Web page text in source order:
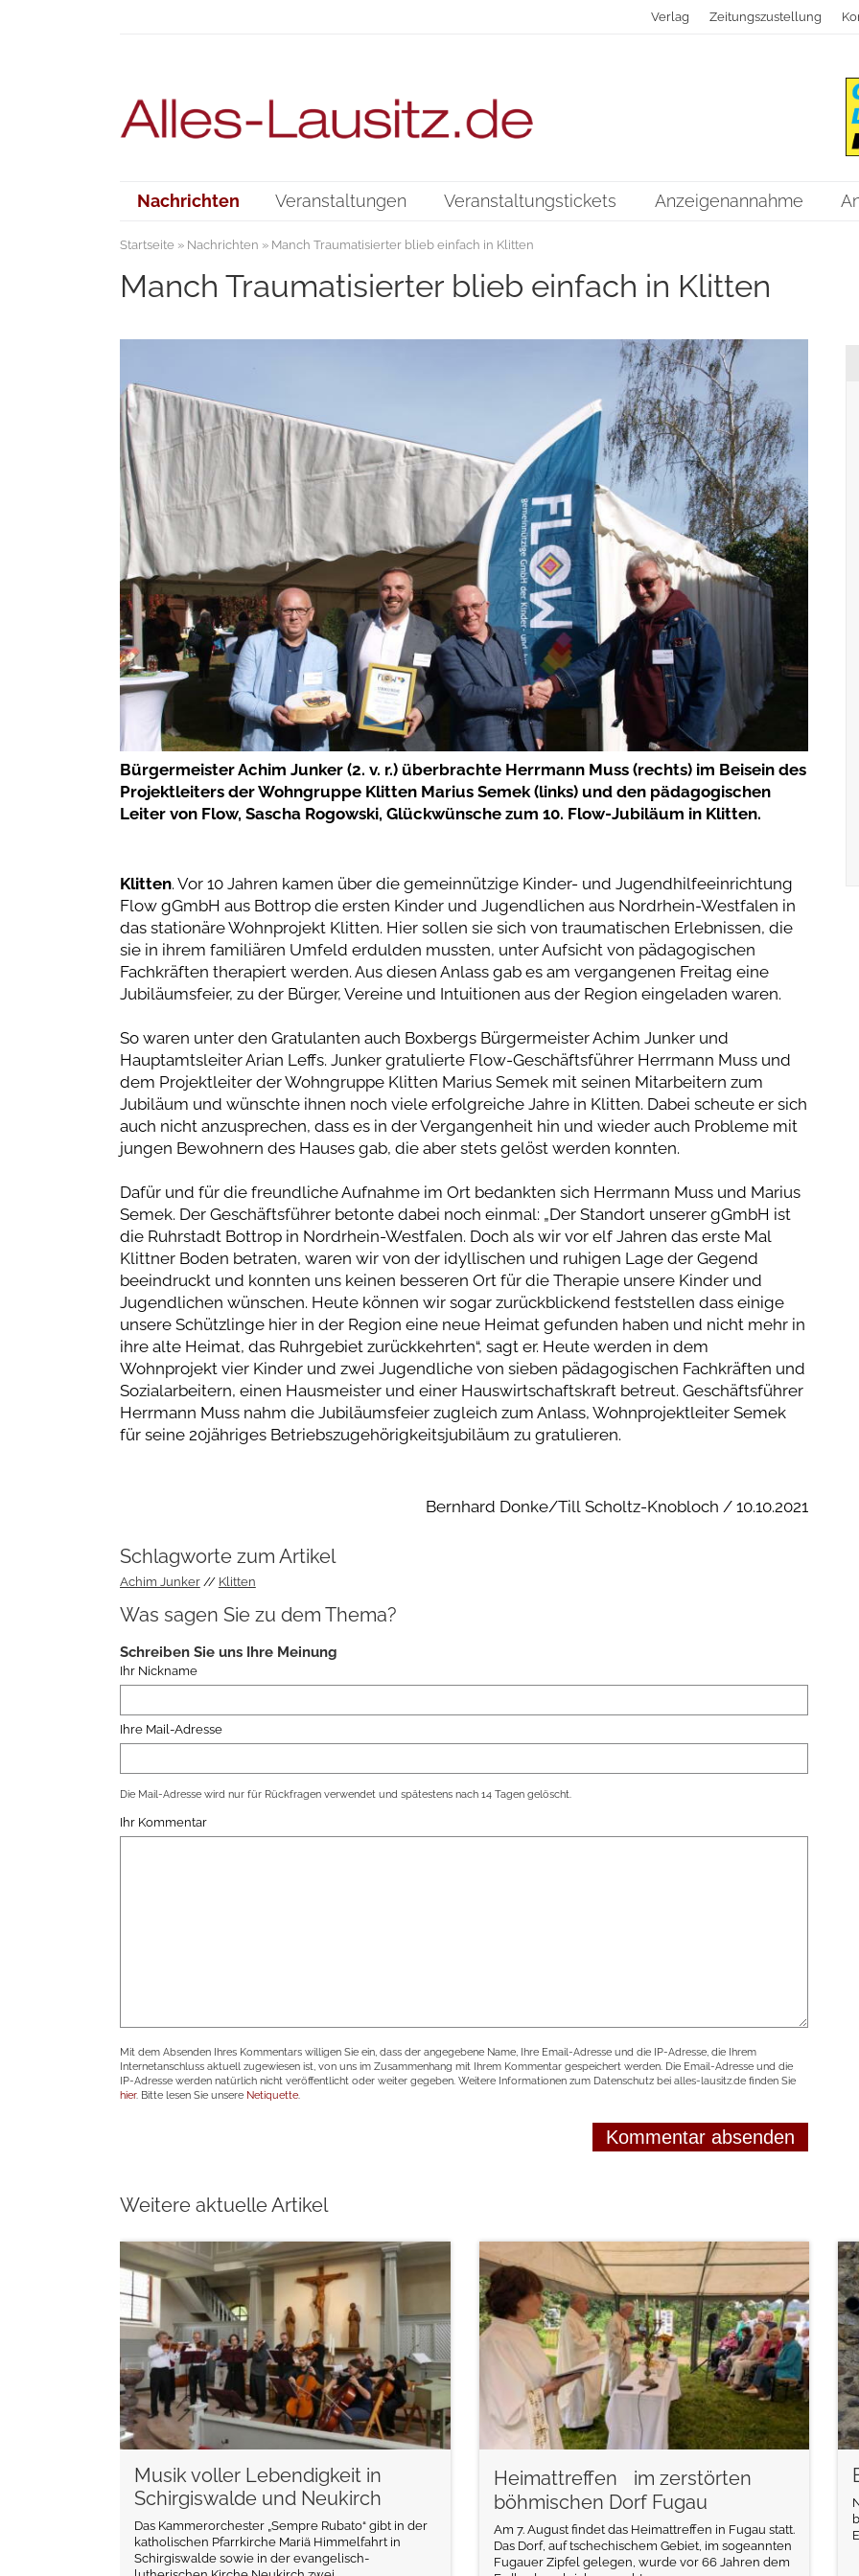
Verlag Zeitungszustellung
Nachrichten Veranstaltungen Veranstaltungstickets Anzeigenannahme
Startseite» Nachrichten » Manch Traumatisierter blieb einfach in Klitten
Manch Traumatisierter blieb einfach in Klitten
Bürgermeister Achim Junker (2. v. r.) überbrachte Herrmann Muss (rechts) im Beisein des
Projektleiters der Wohngruppe Klitten Marius Semek (links) und den pädagogischen
Leiter von Flow, Sascha Rogowski, Glückwünsche zum 10. Flow-Jubiläum in Klitten.
Klitten. Vor 10 Jahren kamen über die gemeinnützige Kinder- und Jugendhilfeeinrichtung
Flow gGmbH aus Bottrop die ersten Kinder und Jugendlichen aus Nordrhein-Westfalen in
das stationäre Wohnprojekt Klitten. Hier sollen sie sich von traumatischen Erlebnissen, die
sie in ihrem familiären Umfeld erdulden mussten, unter Aufsicht von pädagogischen
Fachkräften therapiert werden. Aus diesen Anlass gab es am vergangenen Freitag eine
Jubiläumsfeier, zu der Bürger, Vereine und Intuitionen aus der Region eingeladen waren.
So waren unter den Gratulanten auch Boxbergs Bürgermeister Achim Junker und
Hauptamtsleiter Arian Leffs. Junker gratulierte Flow-Geschäftsführer Herrmann Muss und
dem Projektleiter der Wohngruppe Klitten Marius Semek mit seinen Mitarbeitern zum
Jubiläum und wünschte ihnen noch viele erfolgreiche Jahre in Klitten. Dabei scheute er sich
auch nicht anzusprechen, dass es in der Vergangenheit hin und wieder auch Probleme mit
jungen Bewohnern des Hauses gab, die aber stets gelöst werden konnten.
Dafür und für die freundliche Aufnahme im Ort bedankten sich Herrmann Muss und Marius
Semek. Der Geschäftsführer betonte dabei noch einmal: „Der Standort unserer gGmbH ist
die Ruhrstadt Bottrop in Nordrhein-Westfalen. Doch als wir vor elf Jahren das erste Mal
Klittner Boden betraten, waren wir von der idyllischen und ruhigen Lage der Gegend
beeindruckt und konnten uns keinen besseren Ort für die Therapie unsere Kinder und
Jugendlichen wünschen. Heute können wir sogar zurückblickend feststellen dass einige
unsere Schützlinge hier in der Region eine neue Heimat gefunden haben und nicht mehr in
ihre alte Heimat, das Ruhrgebiet zurückkehrten“, sagt er. Heute werden in dem
Wohnprojekt vier Kinder und zwei Jugendliche von sieben pädagogischen Fachkräften und
Sozialarbeitern, einen Hausmeister und einer Hauswirtschaftskraft betreut. Geschäftsführer
Herrmann Muss nahm die Jubiläumsfeier zugleich zum Anlass, Wohnprojektleiter Semek
für seine 20jähriges Betriebszugehörigkeitsjubiläum zu gratulieren.
Bernhard Donke/Till Scholtz-Knobloch / 10.10.2021
Schlagworte zum Artikel
Achim Junker Klitten
Was sagen Sie zu dem Thema?
Schreiben Sie uns Ihre Meinung
Ihr Nickname
Ihre Mail-Adresse
Die Mail-Adresse wird nur für Rückfragen verwendet und spätestens nach 14 Tagen gelöscht.
Ihr Kommentar
Mit dem Absenden Ihres Kommentars willigen Sie ein, dass der angegebene Name, Ihre Email-Adresse und die IP-Adresse, die Ihrem
Internetanschluss aktuell zugewiesen ist, von uns im Zusammenhang mit Ihrem Kommentar gespeichert werden. Die Email-Adresse und die
IP-Adresse werden natürlich nicht veröffentlicht oder weiter gegeben. Weitere Informationen zum Datenschutz bei alles-lausitz.de finden Sie
hier. Bitte lesen Sie unsere Netiquette.
Weitere aktuelle Artikel
Musik voller Lebendigkeit in
Schirgiswalde und Neukirch
Das Kammerorchester „Sempre Rubato“ gibt in der
katholischen Pfarrkirche Mariä Himmelfahrt in
Schirgiswalde sowie in der evangelisch-
weiterlesen
Heimattreffen im zerstörten
böhmischen Dorf Fugau
Am 7. August findet das Heimattreffen in Fugau statt.
Das Dorf, auf tschechischem Gebiet, im sogeannten
Fugauer Zipfel gelegen, wurde vor 66 Jahren dem
weiterlesen